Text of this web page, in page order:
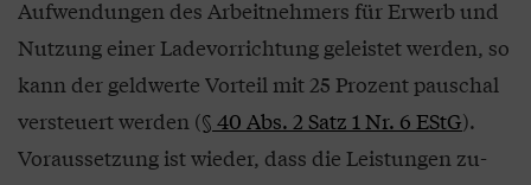
Aufwendungen des Arbeitnehmers für Erwerb und
Nutzung einer Ladevor­richtung geleistet werden, so
kann der geldwerte Vorteil mit 25 Prozent pauschal
versteuert werden (§ 40 Abs. 2 Satz 1 Nr. 6 EStG).
Voraussetzung ist wieder, dass die Leistungen zu­